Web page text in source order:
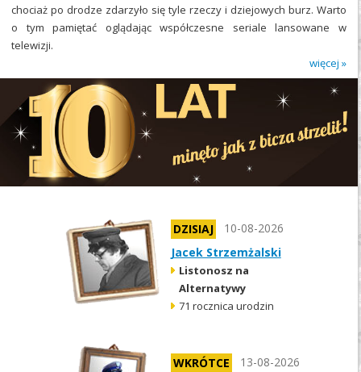
chociaż po drodze zdarzyło się tyle rzeczy i dziejowych burz. Warto
o tym pamiętać oglądając współczesne seriale lansowane w
telewizji.
więcej »
DZISIAJ
10-08-2026
Jacek Strzemżalski
Listonosz na
Alternatywy
71 rocznica urodzin
WKRÓTCE
13-08-2026